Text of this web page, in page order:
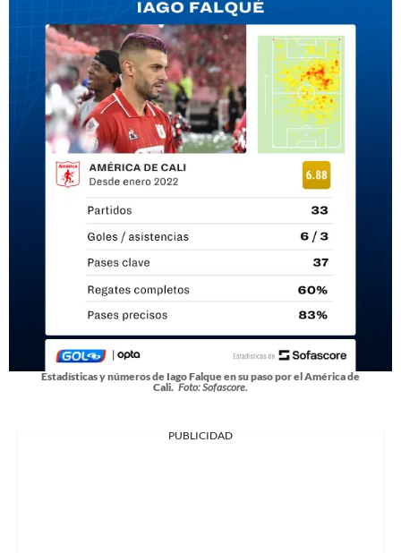
Estadísticas y números de Iago Falque en su paso por el América de
Cali. Foto: Sofascore.
PUBLICIDAD